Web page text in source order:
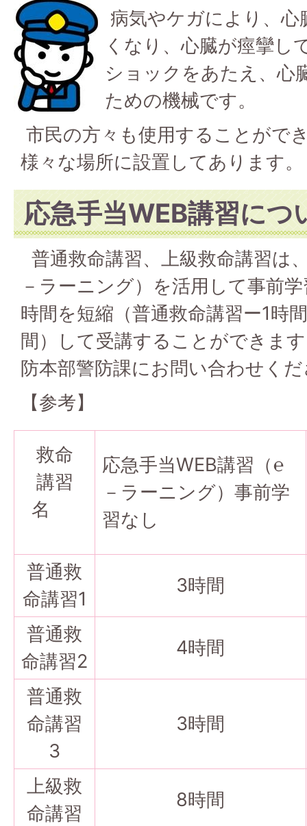
病気やケガにより、
くなり、心臓が痙攣し
ショックをあたえ、心
ための機械です。
市民の方々も使用することがで
様々な場所に設置してあります。
応急手当WEB講習につ
普通救命講習、上級救命講習は
－ラーニング）を活用して事前
時間を短縮（普通救命講習ー1時
間）して受講することができま
防本部警防課にお問い合わせく
【参考】
救命
講習
名
応急手当WEB講習（℮
－ラーニング）事前学
習なし
普通救
命講習1
3時間
普通救
命講習2
4時間
普通救
命講習
3
3時間
上級救
命講習
8時間